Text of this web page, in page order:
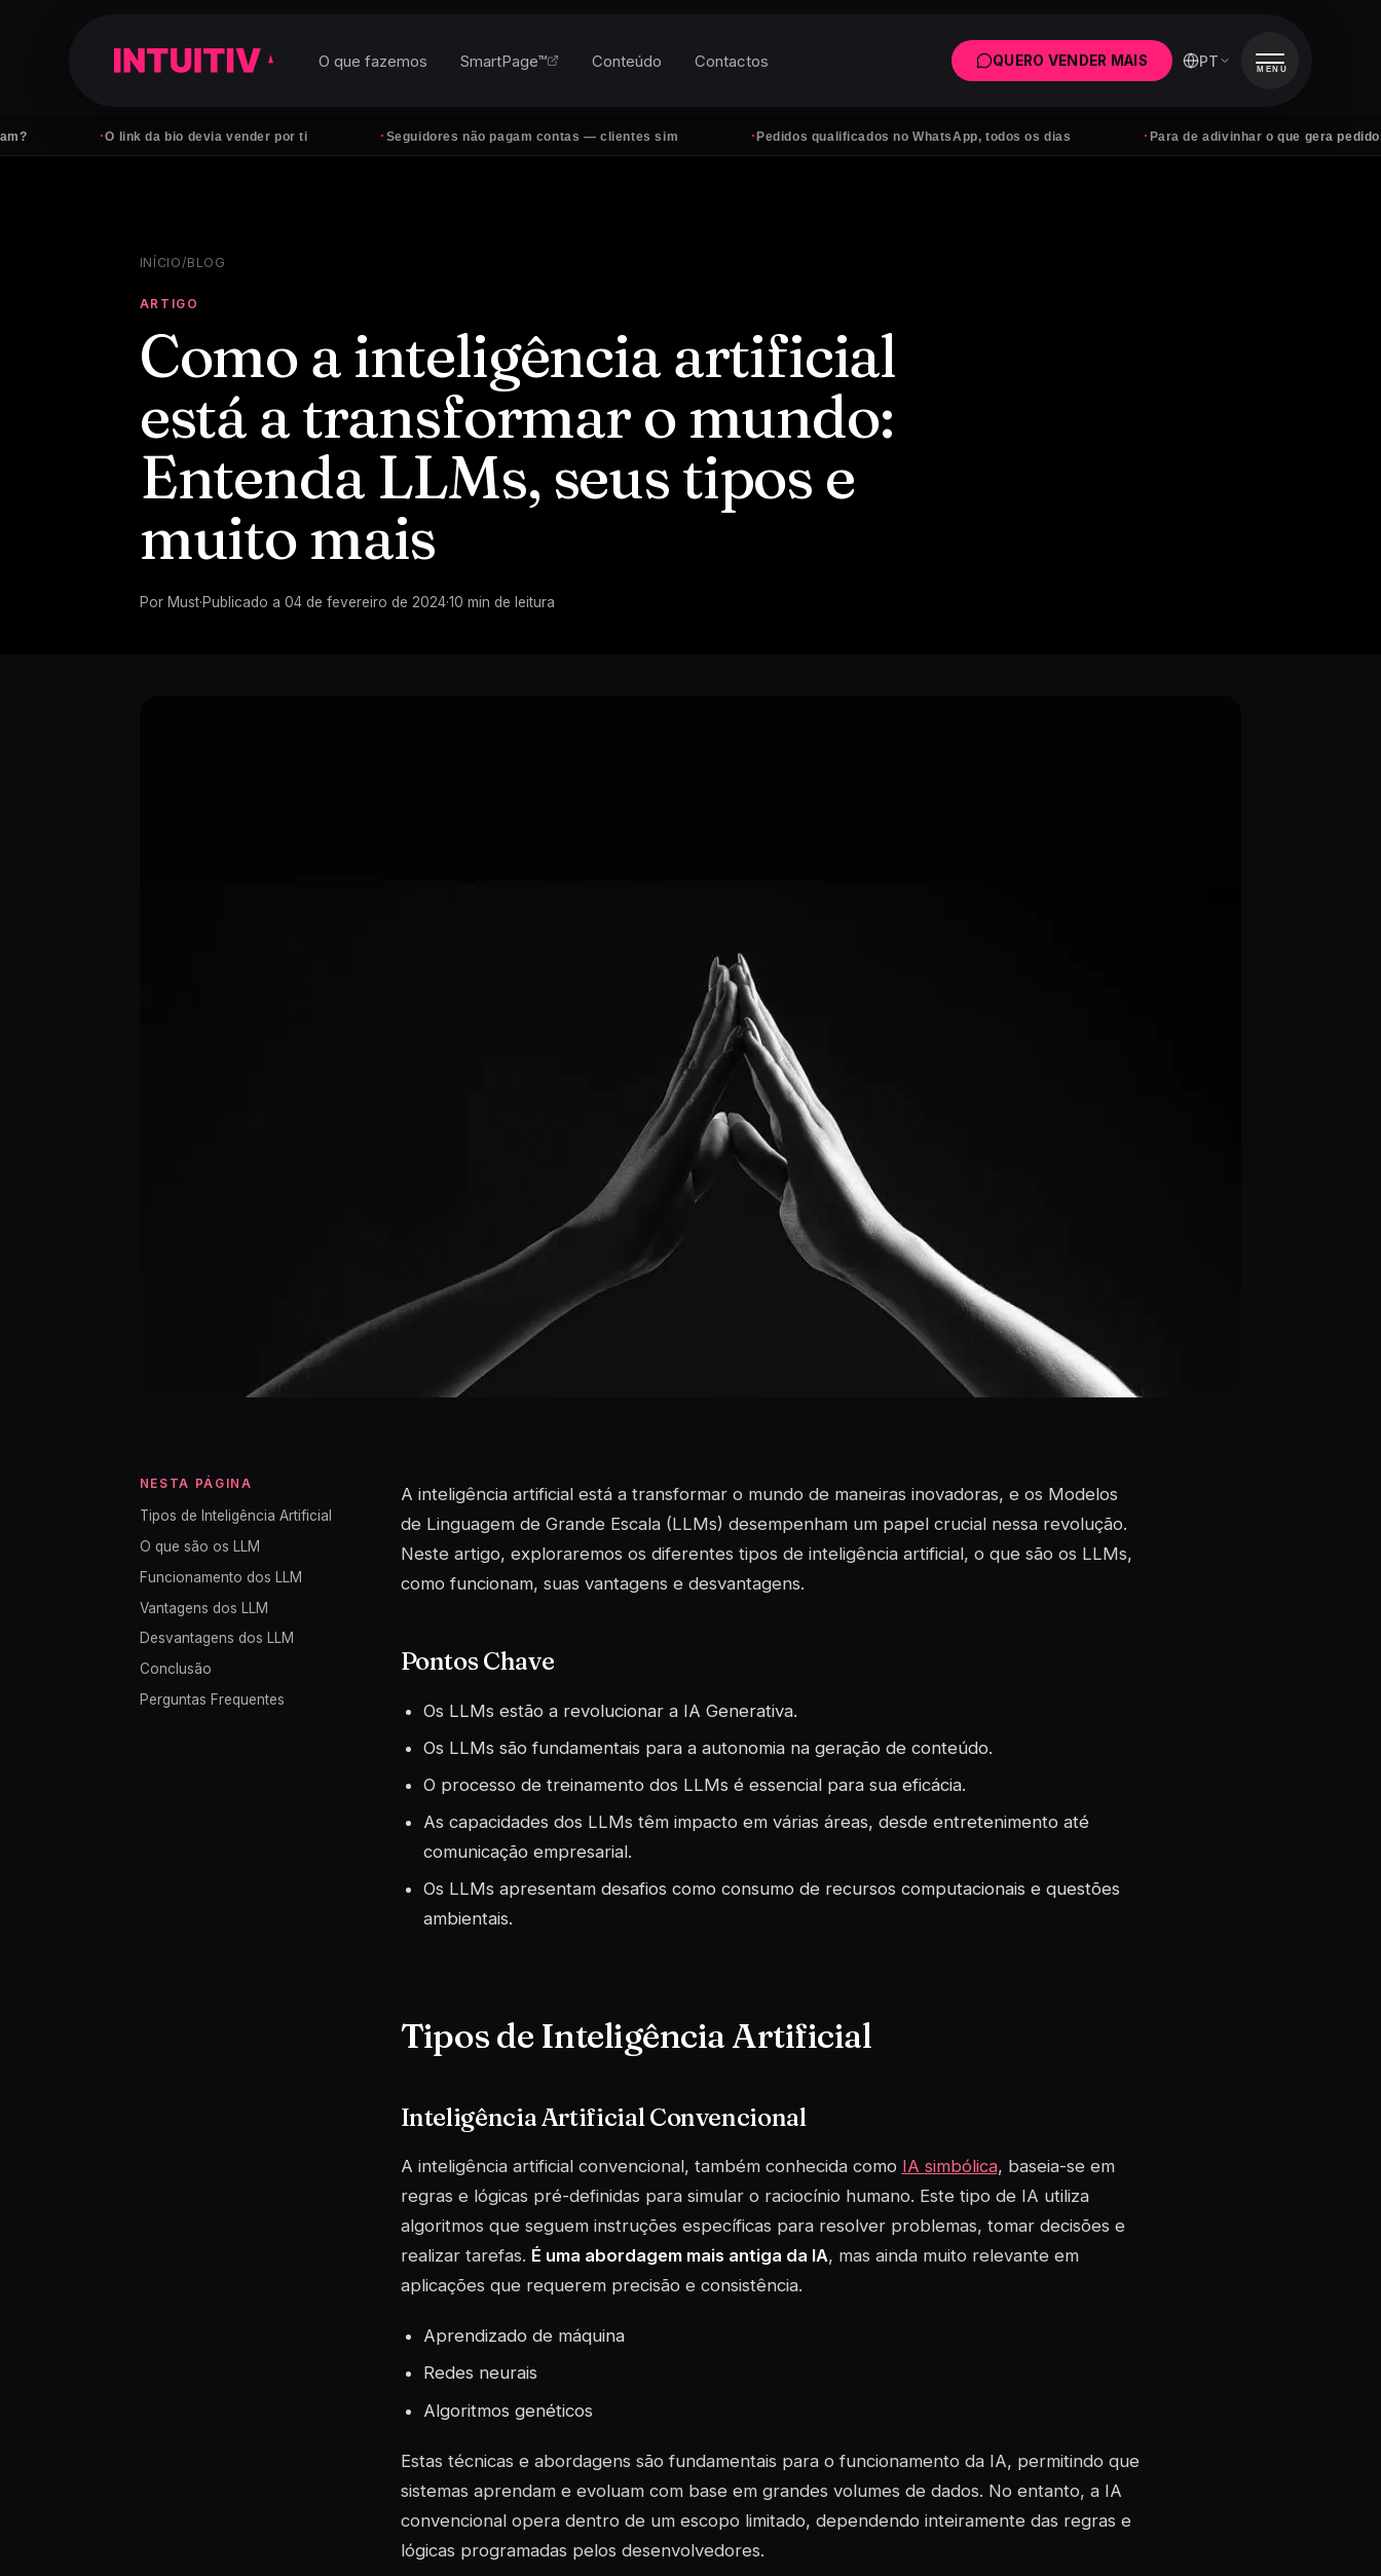
O link da bio devia vender por ti Seguidores não pagam contas — clientes sim Pedidos qualificados no WhatsApp, todos os dias Para de adivinhar o que gera pedidos
O que fazemos SmartPage™ Conteúdo Contactos QUERO VENDER MAIS PT MENU
INÍCIO/BLOG
ARTIGO
Como a inteligência artificial
está a transformar o mundo:
Entenda LLMs, seus tipos e
muito mais
Por Must·Publicado a 04 de fevereiro de 2024·10 min de leitura
NESTA PÁGINA
Tipos de Inteligência Artificial
O que são os LLM
Funcionamento dos LLM
Vantagens dos LLM
Desvantagens dos LLM
Conclusão
Perguntas Frequentes
A inteligência artificial está a transformar o mundo de maneiras inovadoras, e os Modelos
de Linguagem de Grande Escala (LLMs) desempenham um papel crucial nessa revolução.
Neste artigo, exploraremos os diferentes tipos de inteligência artificial, o que são os LLMs,
como funcionam, suas vantagens e desvantagens.
Pontos Chave
Os LLMs estão a revolucionar a IA Generativa.
Os LLMs são fundamentais para a autonomia na geração de conteúdo.
O processo de treinamento dos LLMs é essencial para sua eficácia.
As capacidades dos LLMs têm impacto em várias áreas, desde entretenimento até
comunicação empresarial.
Os LLMs apresentam desafios como consumo de recursos computacionais e questões
ambientais.
Tipos de Inteligência Artificial
Inteligência Artificial Convencional
A inteligência artificial convencional, também conhecida como IA simbólica, baseia-se em
regras e lógicas pré-definidas para simular o raciocínio humano. Este tipo de IA utiliza
algoritmos que seguem instruções específicas para resolver problemas, tomar decisões e
realizar tarefas. É uma abordagem mais antiga da IA, mas ainda muito relevante em
aplicações que requerem precisão e consistência.
Aprendizado de máquina
Redes neurais
Algoritmos genéticos
Estas técnicas e abordagens são fundamentais para o funcionamento da IA, permitindo que
sistemas aprendam e evoluam com base em grandes volumes de dados. No entanto, a IA
convencional opera dentro de um escopo limitado, dependendo inteiramente das regras e
lógicas programadas pelos desenvolvedores.